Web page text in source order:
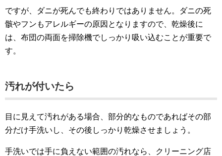
ですが、ダニが死んでも終わりではありません。ダニの死
骸やフンもアレルギーの原因となりますので、乾燥後に
は、布団の両面を掃除機でしっかり吸い込むことが重要で
す。
汚れが付いたら
目に見えて汚れがある場合、部分的なものであればその部
分だけ手洗いし、その後しっかり乾燥させましょう。
手洗いでは手に負えない範囲の汚れなら、クリーニング店